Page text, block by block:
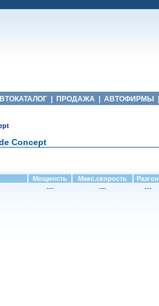
ПРОДАЖА АВТОФИРМЫ
Concept
Мощность Макс.скорость Разгон
--- --- ---